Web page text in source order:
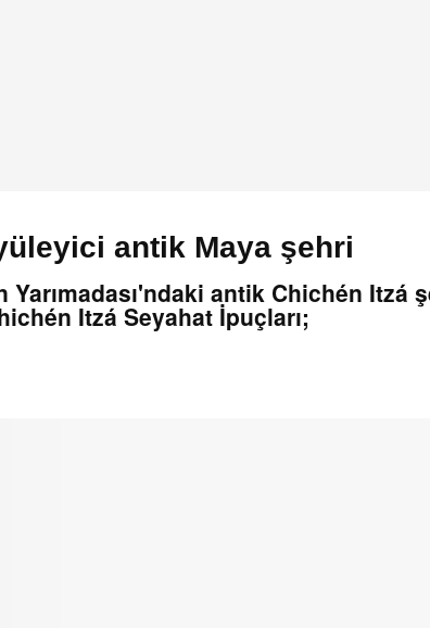
antik Maya şehri
Yarımadası'ndaki antik Chichén Itzá
Itzá Seyahat İpuçları;